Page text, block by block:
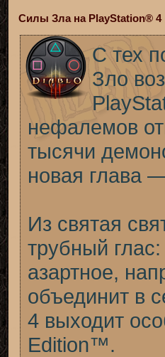
Силы Зла на PlayStation® 4
С тех
Зло
нефалемов
тысячи
новая глава
Из святая
трубный
азартное,
объединит в
4 выходит
Edition™.